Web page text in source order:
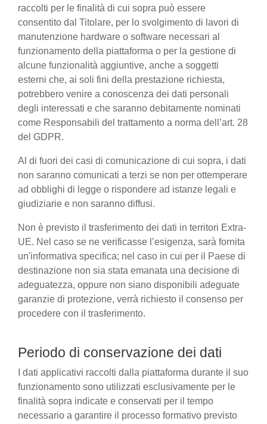
raccolti per le finalità di cui sopra può essere
consentito dal Titolare, per lo svolgimento di lavori di
manutenzione hardware o software necessari al
funzionamento della piattaforma o per la gestione di
alcune funzionalità aggiuntive, anche a soggetti
esterni che, ai soli fini della prestazione richiesta,
potrebbero venire a conoscenza dei dati personali
degli interessati e che saranno debitamente nominati
come Responsabili del trattamento a norma dell’art. 28
del GDPR.
Al di fuori dei casi di comunicazione di cui sopra, i dati
non saranno comunicati a terzi se non per ottemperare
ad obblighi di legge o rispondere ad istanze legali e
giudiziarie e non saranno diffusi.
Non è previsto il trasferimento dei dati in territori Extra-
UE. Nel caso se ne verificasse l’esigenza, sarà fornita
un'informativa specifica; nel caso in cui per il Paese di
destinazione non sia stata emanata una decisione di
adeguatezza, oppure non siano disponibili adeguate
garanzie di protezione, verrà richiesto il consenso per
procedere con il trasferimento.
Periodo di conservazione dei dati
I dati applicativi raccolti dalla piattaforma durante il suo
funzionamento sono utilizzati esclusivamente per le
finalità sopra indicate e conservati per il tempo
necessario a garantire il processo formativo previsto